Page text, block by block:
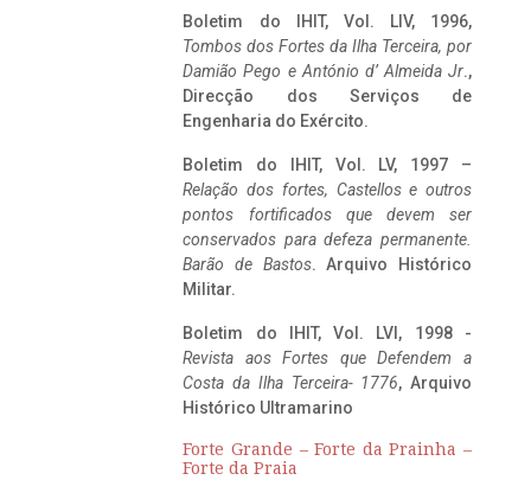
Boletim do IHIT, Vol. LIV, 1996,
Tombos dos Fortes da Ilha Terceira, por
Damião Pego e António d’ Almeida Jr.,
Direcção dos Serviços de
Engenharia do Exército.
Boletim do IHIT, Vol. LV, 1997 –
Relação dos fortes, Castellos e outros
pontos fortificados que devem ser
conservados para defeza permanente.
Barão de Bastos. Arquivo Histórico
Militar.
Boletim do IHIT, Vol. LVI, 1998 -
Revista aos Fortes que Defendem a
Costa da Ilha Terceira- 1776, Arquivo
Histórico Ultramarino
Forte Grande – Forte da Prainha –
Forte da Praia